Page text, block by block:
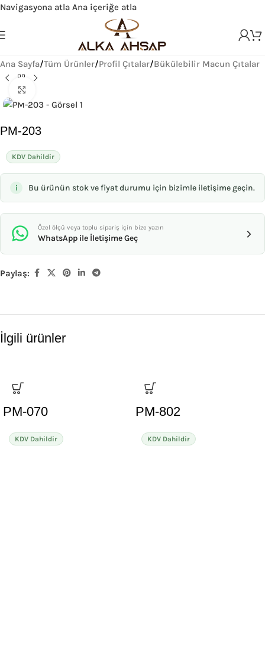
Navigasyona atla Ana içeriğe atla
Ana Sayfa/Tüm Ürünler/Profil Çıtalar/Bükülebilir Macun Çıtalar
PM-203
KDV Dahildir
Bu ürünün stok ve fiyat durumu için bizimle iletişime geçin.
Özel ölçü veya toplu sipariş için bize yazın
WhatsApp ile İletişime Geç ›
Paylaş:
İlgili ürünler
PM-070
KDV Dahildir
PM-802
KDV Dahildir